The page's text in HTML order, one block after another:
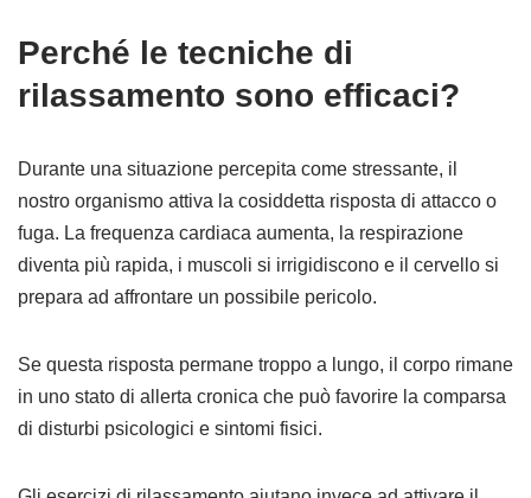
Perché le tecniche di
rilassamento sono efficaci?
Durante una situazione percepita come stressante, il
nostro organismo attiva la cosiddetta risposta di attacco o
fuga. La frequenza cardiaca aumenta, la respirazione
diventa più rapida, i muscoli si irrigidiscono e il cervello si
prepara ad affrontare un possibile pericolo.
Se questa risposta permane troppo a lungo, il corpo rimane
in uno stato di allerta cronica che può favorire la comparsa
di disturbi psicologici e sintomi fisici.